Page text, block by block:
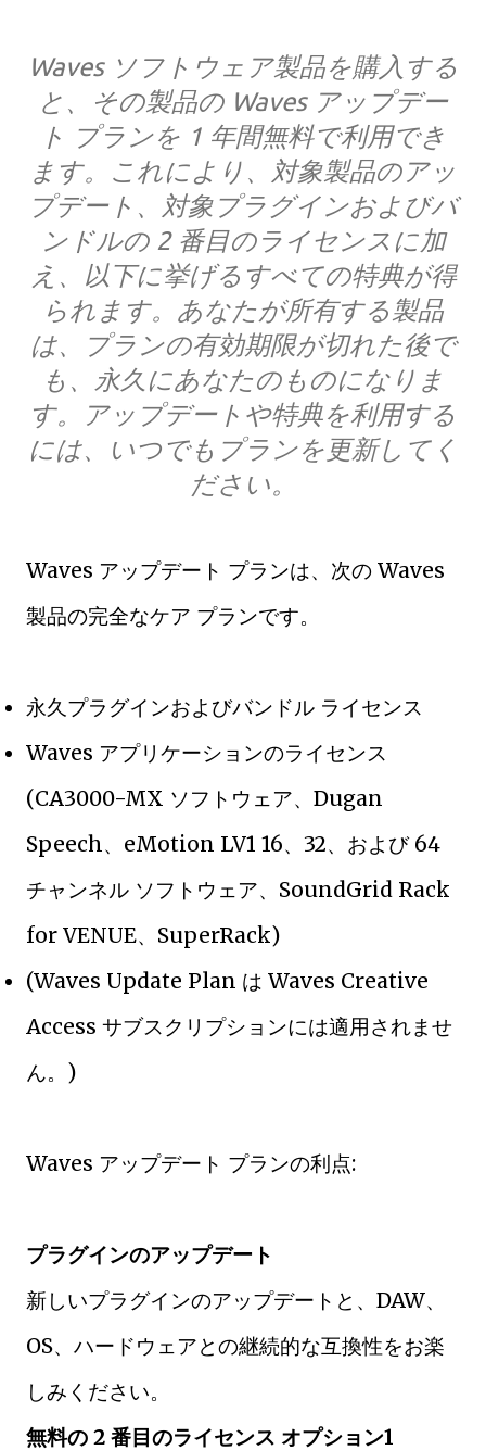
Waves ソフトウェア製品を購入する
と、その製品の Waves アップデー
ト プランを 1 年間無料で利用でき
ます。これにより、対象製品のアッ
プデート、対象プラグインおよびバ
ンドルの 2 番目のライセンスに加
え、以下に挙げるすべての特典が得
られます。あなたが所有する製品
は、プランの有効期限が切れた後で
も、永久にあなたのものになりま
す。アップデートや特典を利用する
には、いつでもプランを更新してく
ださい。
Waves アップデート プランは、次の Waves
製品の完全なケア プランです。
永久プラグインおよびバンドル ライセンス
Waves アプリケーションのライセンス
(CA3000-MX ソフトウェア、Dugan
Speech、eMotion LV1 16、32、および 64
チャンネル ソフトウェア、SoundGrid Rack
for VENUE、SuperRack)
(Waves Update Plan は Waves Creative
Access サブスクリプションには適用されませ
ん。)
Waves アップデート プランの利点:
プラグインのアップデート
新しいプラグインのアップデートと、DAW、
OS、ハードウェアとの継続的な互換性をお楽
しみください。
無料の 2 番目のライセンス オプション1